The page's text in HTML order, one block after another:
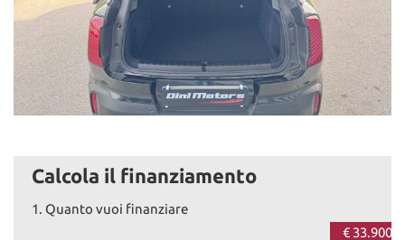
Calcola il finanziamento
1. Quanto vuoi finanziare
€ 33.900